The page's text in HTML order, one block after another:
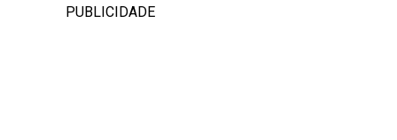
PUBLICIDADE